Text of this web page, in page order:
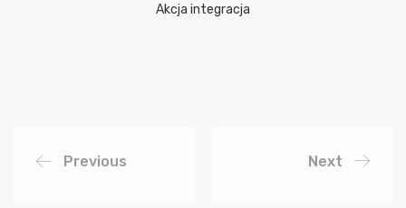
Akcja integracja
Previous Next